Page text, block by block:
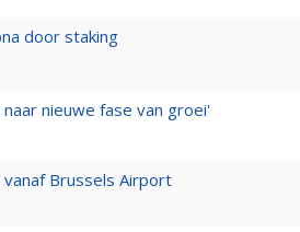
door staking
nieuwe fase van groei'
Brussels Airport